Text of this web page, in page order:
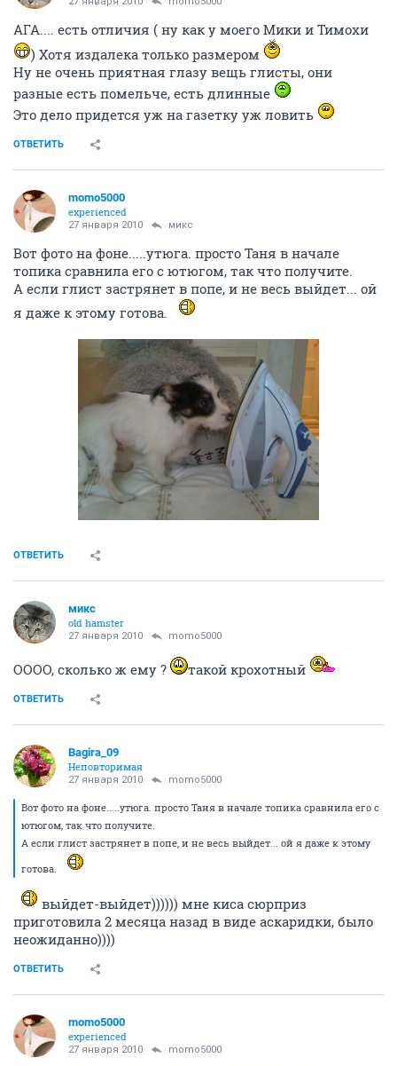
АГА.... есть отличия ( ну как у моего Мики и Тимохи
) Хотя издалека только размером
Ну не очень приятная глазу вещь глисты, они
разные есть помельче, есть длинные
Это дело придется уж на газетку уж ловить
ОТВЕТИТЬ
momo5000
experienced
27 января 2010 микс
Вот фото на фоне.....утюга. просто Таня в начале
топика сравнила его с ютюгом, так что получите.
А если глист застрянет в попе, и не весь выйдет... ой
я даже к этому готова.
ОТВЕТИТЬ
микс
old hamster
27 января 2010 momo5000
ОООО, сколько ж ему ? такой крохотный
ОТВЕТИТЬ
Bagira_09
Неповторимая
27 января 2010 momo5000
Вот фото на фоне.....утюга. просто Таня в начале топика сравнила его с
ютюгом, так что получите.
А если глист застрянет в попе, и не весь выйдет... ой я даже к этому
готова.
выйдет-выйдет)))))) мне киса сюрприз
приготовила 2 месяца назад в виде аскаридки, было
неожиданно))))
ОТВЕТИТЬ
momo5000
experienced
27 января 2010 momo5000